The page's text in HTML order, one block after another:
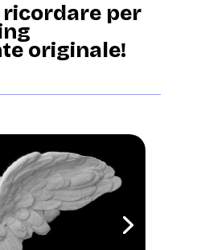
ricordare per
originale!